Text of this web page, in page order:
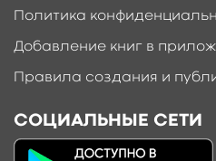
Политика
Добавление книг в
Правила создания и
СОЦИАЛЬНЫЕ СЕТИ